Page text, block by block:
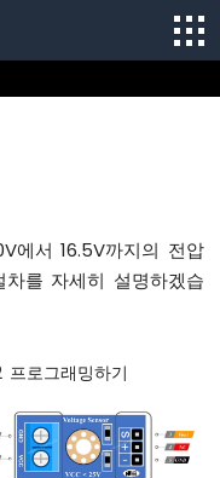
에서 16.5V까지의 전압
를 자세히 설명하겠습
프로그래밍하기